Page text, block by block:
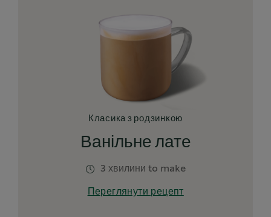
Ванільне лате
Класика з родзинкою
3 хвилини to make
Переглянути рецепт